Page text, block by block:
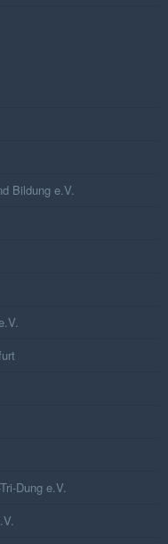
Bildung e.V.
Dung e.V.